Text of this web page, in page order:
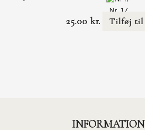
Nr. 17
25.00 kr. Tilføj til
INFORMATION